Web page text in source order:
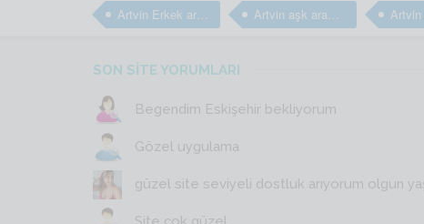
Artvin Erkek arkadaş bulma sitesi Artvin aşk arayan erkekler
SON SİTE YORUMLARI
Begendim Eskişehir bekliyorum
Gözel uygulama
güzel site seviyeli dostluk arıyorum olgun